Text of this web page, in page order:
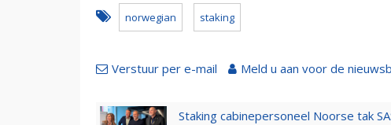
norwegian staking
Verstuur per e-mail Meld u aan voor de
Staking cabinepersoneel Noorse tak